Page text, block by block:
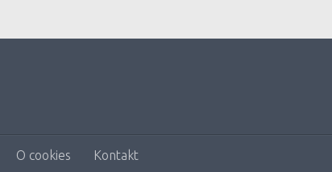
O cookies Kontakt